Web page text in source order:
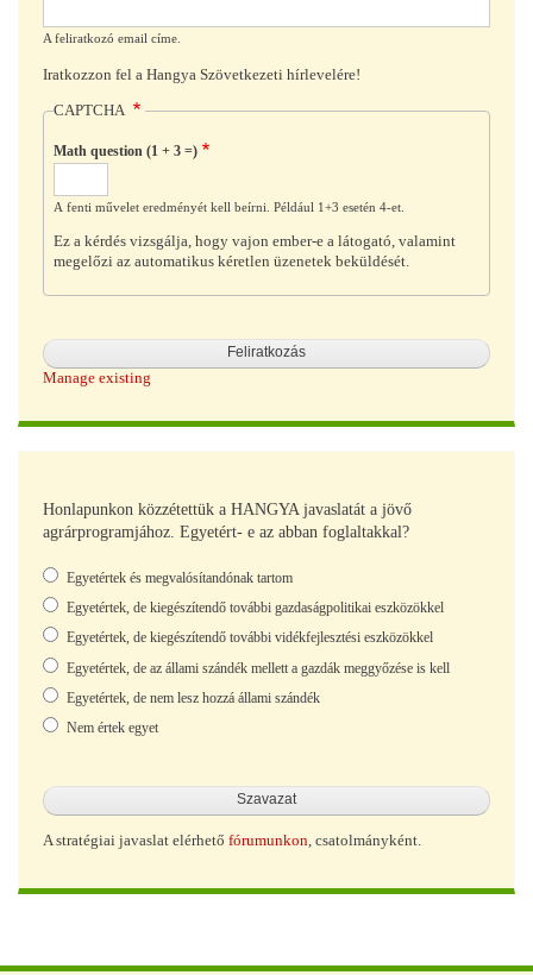
A feliratkozó email címe.
Iratkozzon fel a Hangya Szövetkezeti hírlevelére!
CAPTCHA
Math question (1 + 3 =)
A fenti művelet eredményét kell beírni. Például 1+3 esetén 4-et.
Ez a kérdés vizsgálja, hogy vajon ember-e a látogató, valamint
megelőzi az automatikus kéretlen üzenetek beküldését.
Manage existing
Honlapunkon közzétettük a HANGYA javaslatát a jövő
agrárprogramjához. Egyetért- e az abban foglaltakkal?
Választások
Egyetértek és megvalósítandónak tartom
Egyetértek, de kiegészítendő további gazdaságpolitikai eszközökkel
Egyetértek, de kiegészítendő további vidékfejlesztési eszközökkel
Egyetértek, de az állami szándék mellett a gazdák meggyőzése is kell
Egyetértek, de nem lesz hozzá állami szándék
Nem értek egyet
A stratégiai javaslat elérhető fórumunkon, csatolmányként.